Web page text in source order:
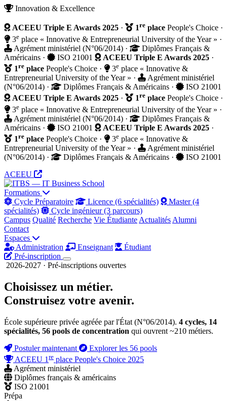
Innovation & Excellence
ACEEU Triple E Awards 2025 · 1re place People's Choice ·
3e place « Innovative & Entrepreneurial University of the Year » ·
Agrément ministériel (N°06/2014) ·
Diplômes Français &
Américains · ISO 21001 ACEEU Triple E Awards 2025 ·
1re place People's Choice · 3e place « Innovative &
Entrepreneurial University of the Year » ·
Agrément ministériel
(N°06/2014) · Diplômes Français & Américains ·
ISO 21001
ACEEU Triple E Awards 2025 · 1re place People's Choice ·
3e place « Innovative & Entrepreneurial University of the Year » ·
Agrément ministériel (N°06/2014) ·
Diplômes Français &
Américains · ISO 21001 ACEEU Triple E Awards 2025 ·
1re place People's Choice · 3e place « Innovative &
Entrepreneurial University of the Year » ·
Agrément ministériel
(N°06/2014) · Diplômes Français & Américains ·
ISO 21001
ACEEU
Formations
Cycle Préparatoire
Licence (6 spécialités)
Master (4
spécialités)
Cycle ingénieur (3 parcours)
Campus Qualité Recherche Vie Étudiante Actualités Alumni
Contact
Espaces
Administration
Enseignant
Étudiant
Pré-inscription
2026-2027 · Pré-inscriptions ouvertes
Choisissez un métier.
Construisez votre avenir.
École supérieure privée agréée par l'État (N°06/2014). 4 cycles, 14
spécialités, 56 pools de concentration qui ouvrent ~210 métiers.
Postuler maintenant
Explorer les 56 pools
ACEEU 1 re place People's Choice 2025
Agrément ministériel
Diplômes français & américains
ISO 21001
Prépa